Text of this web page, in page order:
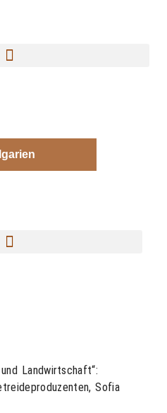
Landwirtschaft“:
Sofia